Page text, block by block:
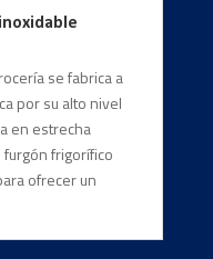
se fabrica a
por su alto nivel
en estrecha
frigorífico
ofrecer un